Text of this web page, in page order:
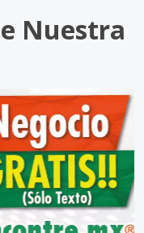
Nuestra